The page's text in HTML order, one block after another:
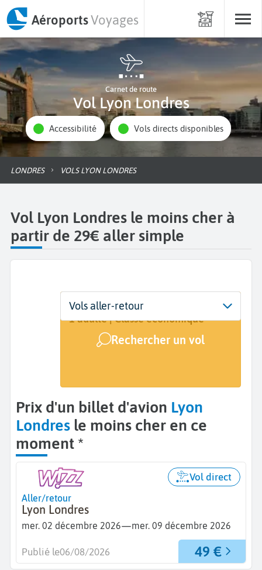
AéroportsVoyages
Carnet de route
Vol Lyon Londres
Accessibilité Vols directs disponibles
LONDRES VOLS LYON LONDRES
Vol Lyon Londres le moins cher à
partir de 29€ aller simple
Départ
Lyon (LYS)
Dates
Dates de votre voyage
Voyageurs | Classe
1 adulte | Classe économique
Rechercher un vol
Vols aller-retour
Prix d'un billet d'avion Lyon
Londres le moins cher en ce
moment *
Aller/retour
Lyon Londres
mer. 02 décembre 2026—mer. 09 décembre 2026
Vol direct
49 €
Publié le06/08/2026